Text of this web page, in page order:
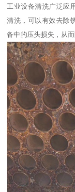
工业设备清洗广泛应
清洗，可以有效去除
备中的压头损失，从